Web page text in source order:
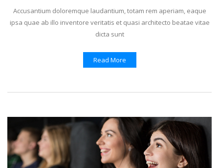
Accusantium doloremque laudantium, totam rem aperiam, eaque
ipsa quae ab illo inventore veritatis et quasi architecto beatae vitae
dicta sunt
Read More